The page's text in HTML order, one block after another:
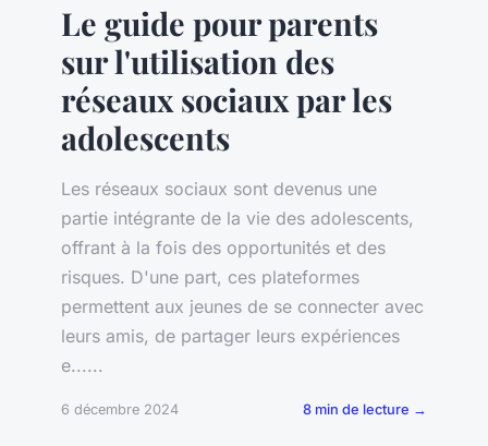
Le guide pour parents
sur l'utilisation des
réseaux sociaux par les
adolescents
Les réseaux sociaux sont devenus une
partie intégrante de la vie des adolescents,
offrant à la fois des opportunités et des
risques. D'une part, ces plateformes
permettent aux jeunes de se connecter avec
leurs amis, de partager leurs expériences
e......
6 décembre 2024 8 min de lecture →